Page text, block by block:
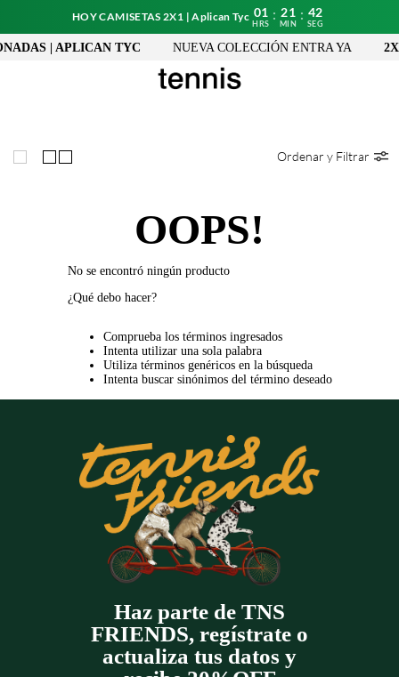
HOY CAMISETAS 2X1 | Aplican Tyc 01
HRS
: 21
MIN
: 42
SEG
| APLICAN TYC NUEVA COLECCIÓN ENTRA YA
Ordenar y Filtrar
OOPS!
No se encontró ningún producto
¿Qué debo hacer?
Comprueba los términos ingresados
Intenta utilizar una sola palabra
Utiliza términos genéricos en la búsqueda
Intenta buscar sinónimos del término deseado
Haz parte de TNS
FRIENDS, regístrate o
actualiza tus datos y